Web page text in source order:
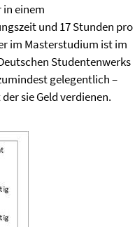
einem
und 17 Stunden pro
im Masterstudium ist im
Studentenwerks
gelegentlich –
sie Geld verdienen.